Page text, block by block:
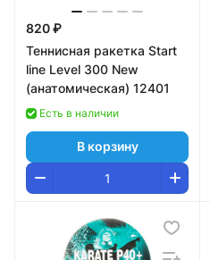
820 ₽
Теннисная ракетка Start
line Level 300 New
(анатомическая) 12401
Есть в наличии
В корзину